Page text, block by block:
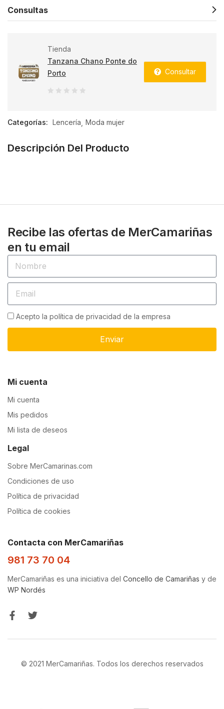
Consultas
Tienda
Tanzana Chano Ponte do
Porto
Consultar
Categorías: Lencería Moda mujer
Descripción Del Producto
Recibe las ofertas de MerCamariñas
en tu email
Acepto la política de privacidad de la empresa
Enviar
Mi cuenta
Mi cuenta
Mis pedidos
Mi lista de deseos
Legal
Sobre MerCamarinas.com
Condiciones de uso
Política de privacidad
Política de cookies
Contacta con MerCamariñas
981 73 70 04
MerCamariñas es una iniciativa del Concello de Camariñas y de
WP Nordés
© 2021 MerCamariñas. Todos los derechos reservados